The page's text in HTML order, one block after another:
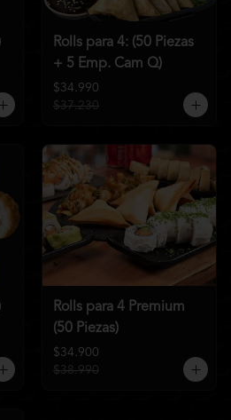
Rolls para 4: (50 Piezas
+ 5 Emp. Cam Q)
$34.990
$37.230
Rolls para 4 Premium
(50 Piezas)
$34.900
$38.990